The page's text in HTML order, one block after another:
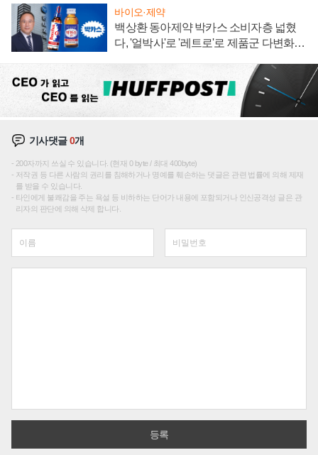
바이오·제약
백상환 동아제약 박카스 소비자층 넓혔
다, '얼박사'로 '레트로'로 제품군 다변화
기사댓글0개
200자까지 쓰실 수 있습니다. (현재 0 byte / 최대 400byte)
저작권 등 다른 사람의 권리를 침해하거나 명예를 훼손하는 댓글은 관련 법률에 의해 제재
를 받을 수 있습니다.
타인에게 불쾌감을 주는 욕설 등 비하하는 단어가 내용에 포함되거나 인신공격성 글은 관
리자의 판단에 의해 삭제 합니다.